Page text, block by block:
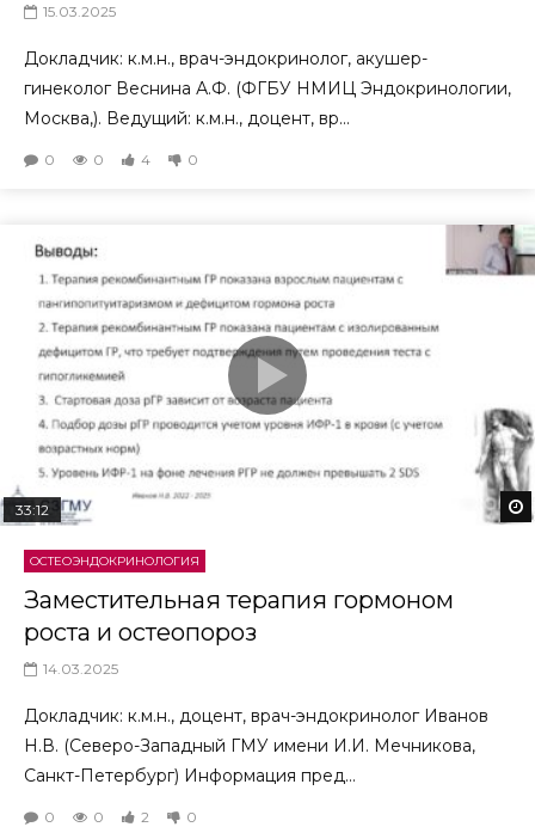
15.03.2025
Докладчик: к.м.н., врач-эндокринолог, акушер-
гинеколог Веснина А.Ф. (ФГБУ НМИЦ Эндокринологии,
Москва,). Ведущий: к.м.н., доцент, вр...
0 0 4 0
33:12
ОСТЕОЭНДОКРИНОЛОГИЯ
Заместительная терапия гормоном
роста и остеопороз
14.03.2025
Докладчик: к.м.н., доцент, врач-эндокринолог Иванов
Н.В. (Северо-Западный ГМУ имени И.И. Мечникова,
Санкт-Петербург) Информация пред...
0 0 2 0